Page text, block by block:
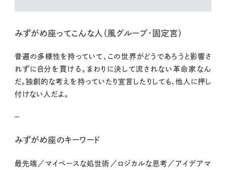
みずがめ座ってこんな人（風グループ・固定宮）
普遍の多様性を持っていて、この世界がどうであろうと影響さ
れずに自分を貫ける。まわりに決して流されない革命家なん
だ。独創的な考えを持っていたり宣言したりしても、他人に押し
付けない人だよ。
みずがめ座のキーワード
最先端／マイペースな処世術／ロジカルな思考／アイデアマ